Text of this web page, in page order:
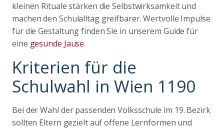
kleinen Rituale stärken die Selbstwirksamkeit und
machen den Schulalltag greifbarer. Wertvolle Impulse
für die Gestaltung finden Sie in unserem Guide für
eine gesunde Jause.
Kriterien für die
Schulwahl in Wien 1190
Bei der Wahl der passenden Volksschule im 19. Bezirk
sollten Eltern gezielt auf offene Lernformen und